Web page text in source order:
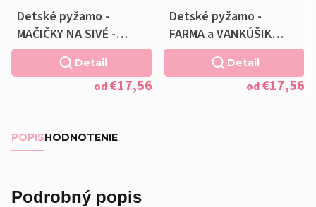
Detské pyžamo -
MAČIČKY NA SIVÉ -
Vankúšik zadarmo
od€17,56
Detail
Detské pyžamo -
FARMA a VANKÚŠIK
ZADARMO
od€17,56
Detail
POPISHODNOTENIE
Podrobný popis